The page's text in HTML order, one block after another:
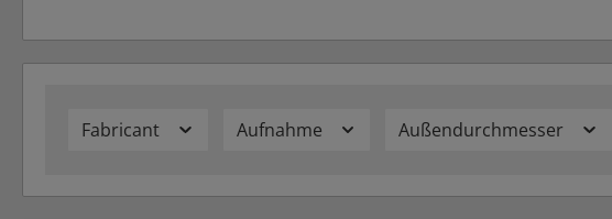
Fabricant Aufnahme Außendurchmesser